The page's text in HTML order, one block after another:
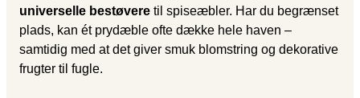
universelle bestøvere til spiseæbler. Har du begrænset
plads, kan ét prydæble ofte dække hele haven –
samtidig med at det giver smuk blomstring og dekorative
frugter til fugle.